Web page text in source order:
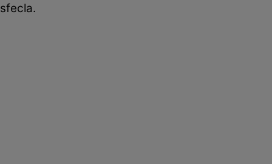
sfecla.